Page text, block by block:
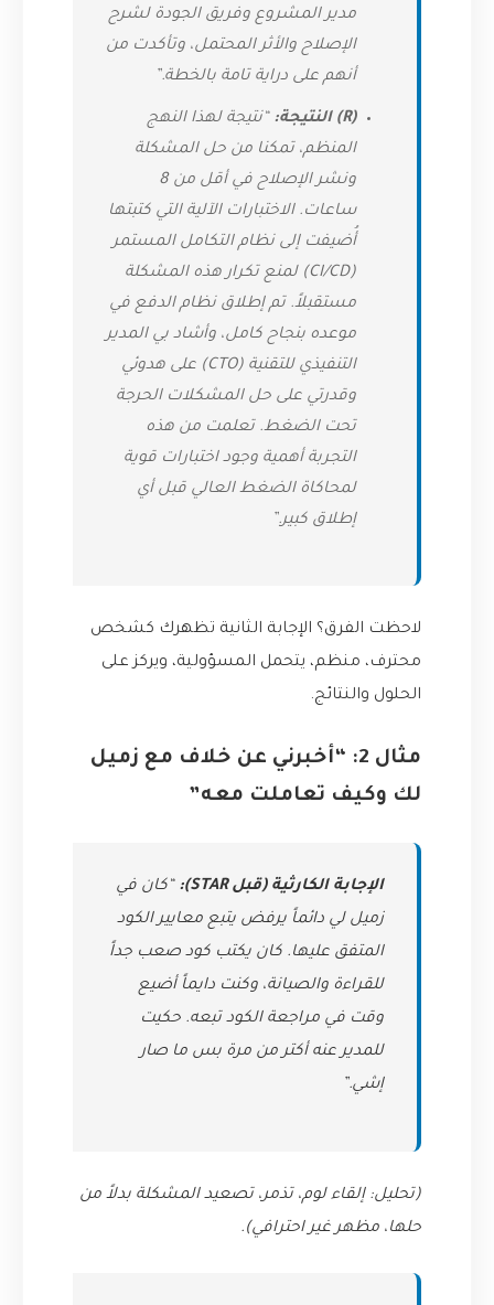
مدير المشروع وفريق الجودة لشرح
الإصلاح والأثر المحتمل، وتأكدت من
أنهم على دراية تامة بالخطة.”
(R) النتيجة:
“نتيجة لهذا النهج
المنظم، تمكنا من حل المشكلة
ونشر الإصلاح في أقل من 8
ساعات. الاختبارات الآلية التي كتبتها
أُضيفت إلى نظام التكامل المستمر
(CI/CD) لمنع تكرار هذه المشكلة
مستقبلاً. تم إطلاق نظام الدفع في
موعده بنجاح كامل، وأشاد بي المدير
التنفيذي للتقنية (CTO) على هدوئي
وقدرتي على حل المشكلات الحرجة
تحت الضغط. تعلمت من هذه
التجربة أهمية وجود اختبارات قوية
لمحاكاة الضغط العالي قبل أي
إطلاق كبير.”
لاحظت الفرق؟ الإجابة الثانية تظهرك كشخص
محترف، منظم، يتحمل المسؤولية، ويركز على
الحلول والنتائج.
مثال 2: “أخبرني عن خلاف مع زميل
لك وكيف تعاملت معه”
الإجابة الكارثية (قبل STAR):
“كان في
زميل لي دائماً يرفض يتبع معايير الكود
المتفق عليها. كان يكتب كود صعب جداً
للقراءة والصيانة، وكنت دايماً أضيع
وقت في مراجعة الكود تبعه. حكيت
للمدير عنه أكتر من مرة بس ما صار
إشي.”
(تحليل: إلقاء لوم، تذمر، تصعيد المشكلة بدلاً من
حلها، مظهر غير احترافي).